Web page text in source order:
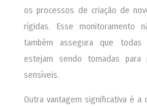
os processos de criação de
rígidas. Esse monitoramento
também assegura que todas
estejam sendo tomadas para
sensíveis.
Outra vantagem significativa é a